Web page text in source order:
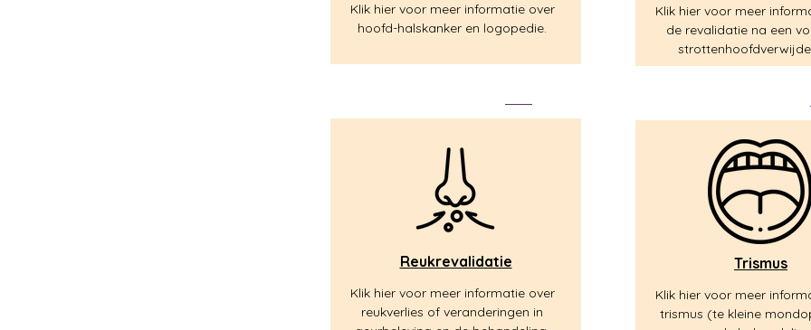
Klik hier voor meer informatie over
hoofd-halskanker en logopedie.
Reukrevalidatie
Klik hier voor meer informatie over
reukverlies of veranderingen in
Klik hier voor meer
de revalidatie na een
Trismus
Klik hier voor meer
trismus (te kleine